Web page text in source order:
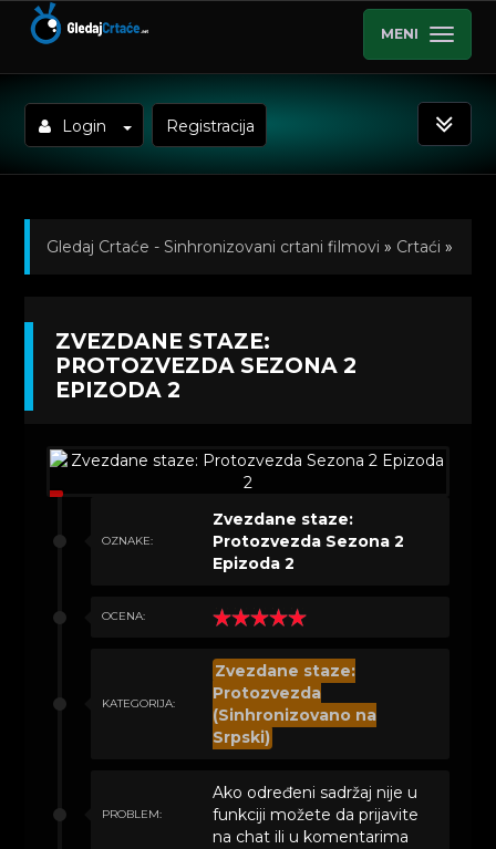
MENI
Login Registracija
Gledaj Crtaće - Sinhronizovani crtani filmovi » Crtaći »
Srpski)»Kratkometrazni crtani filmovi » Zvezdane
ZVEZDANE STAZE:
PROTOZVEZDA SEZONA 2
EPIZODA 2
OZNAKE:
Zvezdane staze:
Protozvezda Sezona 2
Epizoda 2
OCENA:
KATEGORIJA:
Zvezdane staze:
Protozvezda
(Sinhronizovano na
Srpski)
PROBLEM:
Ako određeni sadržaj nije u
funkciji možete da prijavite
na chat ili u komentarima